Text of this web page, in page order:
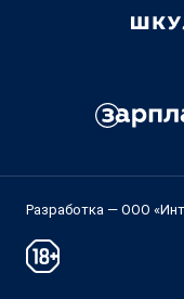
Разработка — ООО